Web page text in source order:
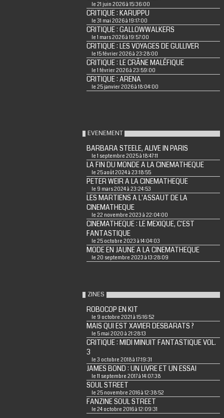
le 21 juin 2026 à 15:36:00
CRITIQUE : KARUPPU
le 31 mai 2026 à 19:17:00
CRITIQUE : GALLOWWALKERS
le 1 mars 2026 à 19:57:00
CRITIQUE : LES VOYAGES DE GULLIVER
le 15 février 2026 à 23:28:00
CRITIQUE : LE CRÂNE MALÉFIQUE
le 1 février 2026 à 23:59:00
CRITIQUE : ARENA
le 25 janvier 2026 à 18:04:00
EVENEMENT
BARBARA STEELE, ALIVE IN PARIS
le 1 septembre 2025 à 18:47:11
LA FIN DU MONDE A LA CINEMATHEQUE
le 25 août 2024 à 23:18:55
PETER WEIR A LA CINEMATHEQUE
le 9 mars 2024 à 23:24:53
LES MARTIENS A L'ASSAUT DE LA
CINEMATHEQUE
le 22 novembre 2023 à 22:04:00
CINEMATHEQUE : LE MEXIQUE, C'EST
FANTASTIQUE
le 25 octobre 2023 à 14:04:03
MODE EN JAUNE A LA CINEMATHEQUE
le 20 septembre 2023 à 13:28:09
ZINES
ROBOCOP EN KIT
le 9 octobre 2021 à 15:16:52
MAIS QUI EST XAVIER DESBARATS ?
le 5 mai 2020 à 21:28:13
CRITIQUE : MIDI MINUIT FANTASTIQUE VOL.
3
le 3 octobre 2018 à 17:19:31
JAMES BOND : UN LIVRE ET UN ESSAI
le 11 septembre 2017 à 14:07:38
SOUL STREET
le 25 novembre 2016 à 12:38:52
FANZINE SOUL STREET
le 24 octobre 2016 à 12:09:31